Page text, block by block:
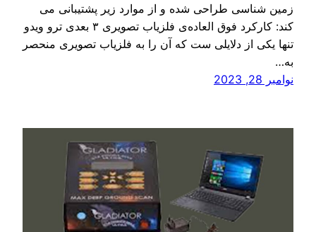
زمین شناسی طراحی شده و از موارد زیر پشتیبانی می
کند: کارکرد فوق العاده‌ی فلزیاب تصویری ۳ بعدی ترو ویدو
تنها یکی از دلایلی ست که آن را به فلزیاب تصویری منحصر
به…
نوامبر 28, 2023